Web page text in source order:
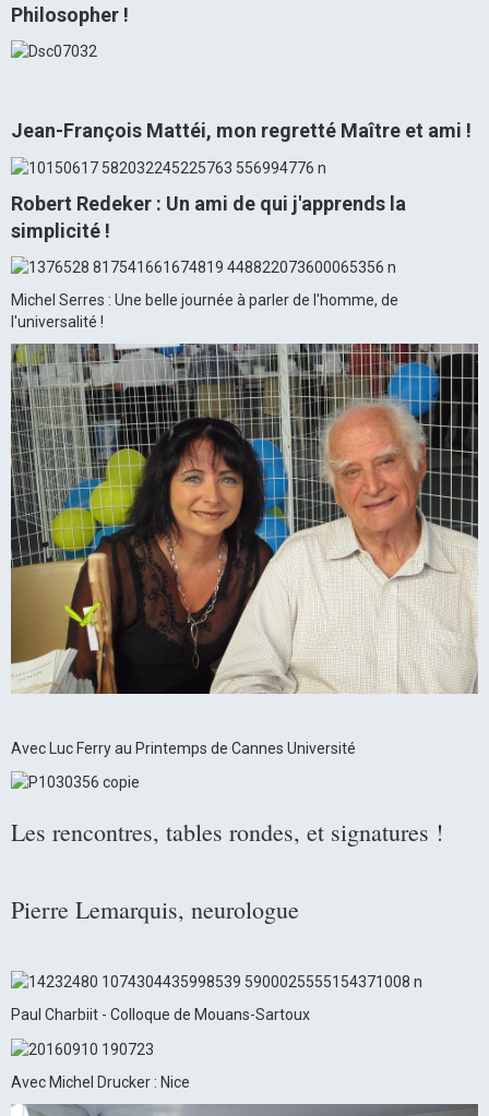
Philosopher !
Jean-François Mattéi, mon regretté Maître et ami !
Robert Redeker : Un ami de qui j'apprends la
simplicité !
Michel Serres : Une belle journée à parler de l'homme, de
l'universalité !
Avec Luc Ferry au Printemps de Cannes Université
Les rencontres, tables rondes, et signatures !
Pierre Lemarquis, neurologue
Paul Charbiit - Colloque de Mouans-Sartoux
Avec Michel Drucker : Nice